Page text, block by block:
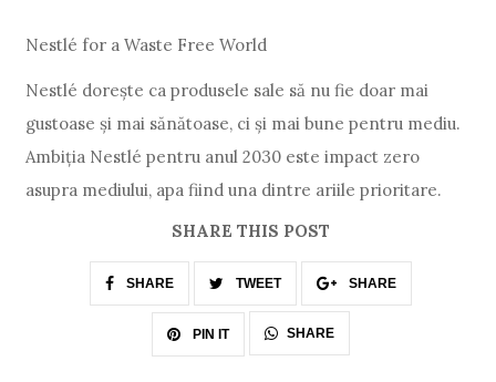
Nestlé for a Waste Free World
Nestlé dorește ca produsele sale să nu fie doar mai
gustoase și mai sănătoase, ci și mai bune pentru mediu.
Ambiția Nestlé pentru anul 2030 este impact zero
asupra mediului, apa fiind una dintre ariile prioritare.
SHARE THIS POST
SHARE TWEET SHARE
PIN IT SHARE